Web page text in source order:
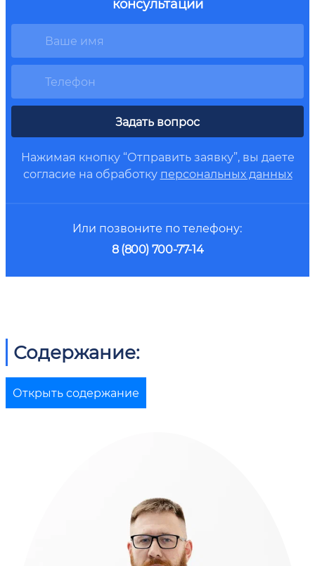
консультации
Задать вопрос
Нажимая кнопку “Отправить заявку”, вы даете
согласие на обработку персональных данных
Или позвоните по телефону:
8 (800) 700-77-14
Содержание:
Открыть содержание